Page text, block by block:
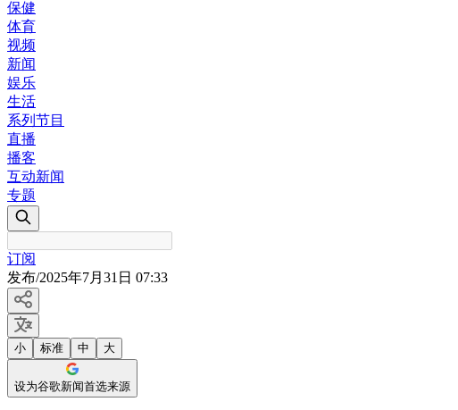
保健
体育
视频
新闻
娱乐
生活
系列节目
直播
播客
互动新闻
专题
订阅
发布/2025年7月31日 07:33
小 标准 中 大
设为谷歌新闻首选来源